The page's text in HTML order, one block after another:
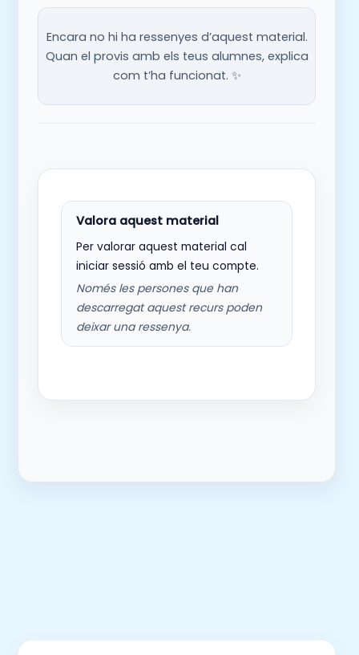
Encara no hi ha ressenyes d’aquest material.
Quan el provis amb els teus alumnes, explica
com t’ha funcionat. ✨
Per valorar aquest material cal
iniciar sessió amb el teu compte.
Només les persones que han
descarregat aquest recurs poden
deixar una ressenya.